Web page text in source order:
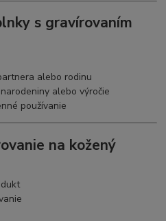
s gravírovaním
alebo rodinu
alebo výročie
používanie
na kožený